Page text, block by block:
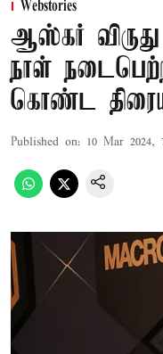
Webstories
ஆஸ்கர் விருது
நாள்
கொண்ட
Published on: 10 Mar 2024,